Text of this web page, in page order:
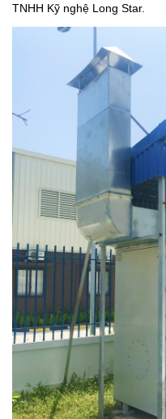
TNHH Kỹ nghệ Long Star.